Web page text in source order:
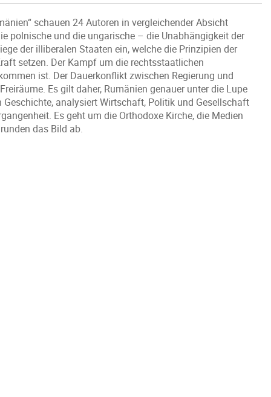
schauen 24 Autoren in vergleichender Absicht
polnische und die ungarische – die Unabhängigkeit der
der illiberalen Staaten ein, welche die Prinzipien der
setzen. Der Kampf um die rechtsstaatlichen
ist. Der Dauerkonflikt zwischen Regierung und
Es gilt daher, Rumänien genauer unter die Lupe
analysiert Wirtschaft, Politik und Gesellschaft
Es geht um die Orthodoxe Kirche, die Medien
das Bild ab.